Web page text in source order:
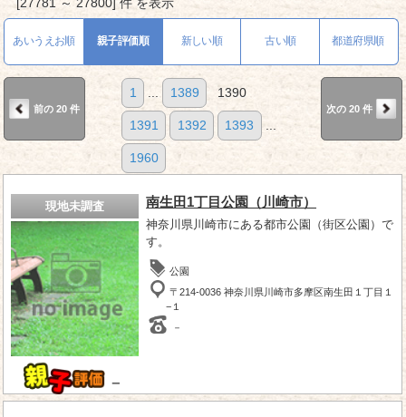
あいうえお順 親子評価順 新しい順 古い順 都道府県順
前の 20 件
1 ... 1389 1390
1391 1392 1393 ...
1960
次の 20 件
現地未調査
－
南生田1丁目公園（川崎市）
神奈川県川崎市にある都市公園（街区公園）で
す。
公園
〒214-0036 神奈川県川崎市多摩区南生田１丁目１
−１
－